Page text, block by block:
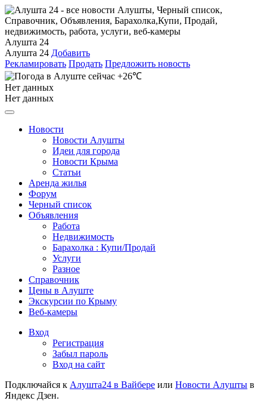
Алушта 24
Алушта 24 Добавить
Рекламировать Продать Предложить новость
+26℃
Нет данных
Нет данных
Новости
Новости Алушты
Идеи для города
Новости Крыма
Статьи
Аренда жилья
Форум
Черный список
Объявления
Работа
Недвижимость
Барахолка : Купи/Продай
Услуги
Разное
Справочник
Цены в Алуште
Экскурсии по Крыму
Веб-камеры
Вход
Регистрация
Забыл пароль
Вход на сайт
Подключайся к Алушта24 в Вайбере или Новости Алушты в
Яндекс Дзен.